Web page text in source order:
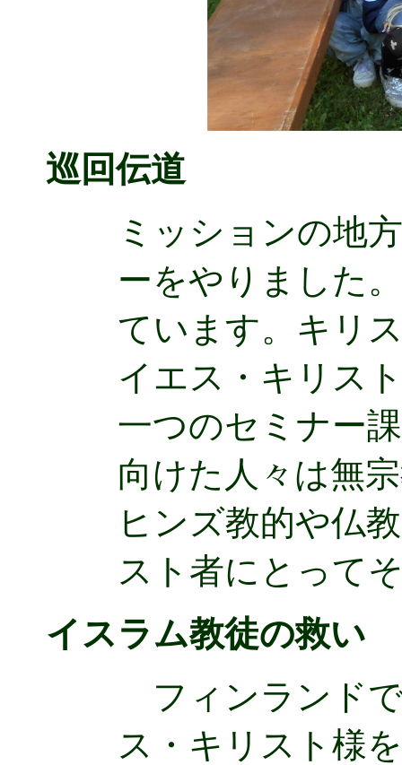
巡回伝道
ミッションの地
ーをやりました
ています。キリ
イエス・キリス
一つのセミナー
向けた人々は無
ヒンズ教的や仏
スト者にとって
イスラム教徒の救い
フィンランドで
ス・キリスト様